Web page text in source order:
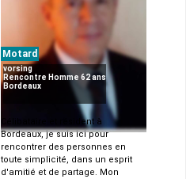
Motard
vorsing
Rencontre Homme 62 ans
Bordeaux
Célibataire et résident à
Bordeaux, je suis ici pour
rencontrer des personnes en
toute simplicité, dans un esprit
d'amitié et de partage. Mon